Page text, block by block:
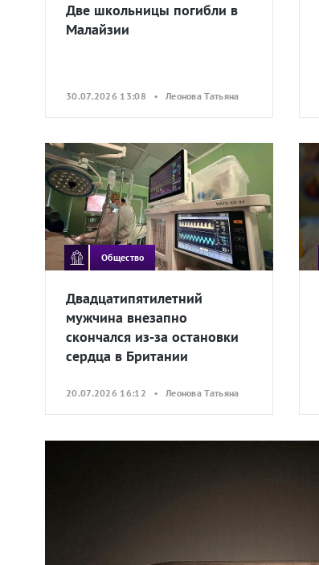
Две школьницы погибли в
Малайзии
30.07.2026 13:08 • Леонова Татьяна
Общество
Двадцатипятилетний
мужчина внезапно
скончался из‑за остановки
сердца в Британии
20.07.2026 16:12 • Леонова Татьяна